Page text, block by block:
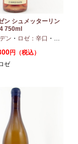
ン シュメッターリン
750ml
ン ・ ロゼ：辛口 ・ ピノノ
円（税込）
ゼ